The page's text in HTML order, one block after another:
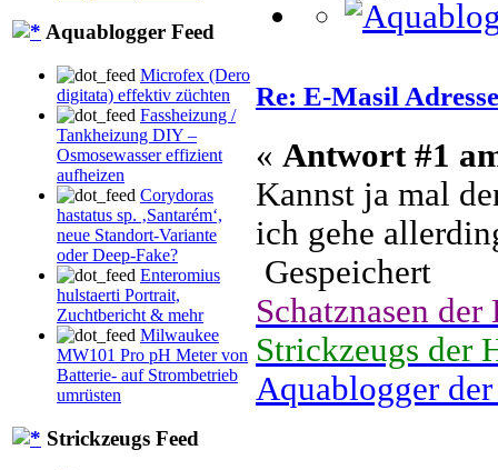
Aquablogger Feed
Microfex (Dero
digitata) effektiv züchten
Fassheizung /
Tankheizung DIY –
Osmosewasser effizient
aufheizen
Corydoras
hastatus sp. ‚Santarém‘,
neue Standort-Variante
oder Deep-Fake?
Enteromius
hulstaerti Portrait,
Zuchtbericht & mehr
Milwaukee
MW101 Pro pH Meter von
Batterie- auf Strombetrieb
umrüsten
Strickzeugs Feed
Re: E-Masil
« Antwort #1
Kannst ja mal
ich gehe
Gespeichert
Schatznasen
Strickzeugs der
Aquablogger